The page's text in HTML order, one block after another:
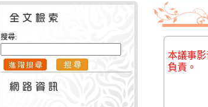
搜尋:
本議事
負責。